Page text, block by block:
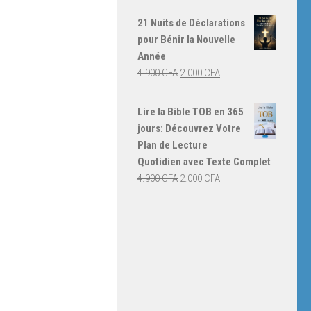
initial
était :
actuel
est :
3.000 CFA.
21 Nuits de Déclarations
pour Bénir la Nouvelle
Année
4.900CFA Le
initial
4.900 CFA.
2.000 CFALe
actuel
est :
2.000 CFA.
Lire la Bible TOB en 365
jours: Découvrez Votre
Plan de Lecture
Quotidien avec Texte Complet
4.900CFA Le
2.000 CFALe